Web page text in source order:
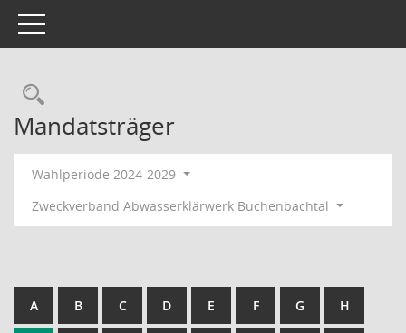
Toggle navigation
Rechercheauswahl
Mandatsträger
Wahlperiode 2024-2029
Zweckverband Abwasserklärwerk Buchenbachtal
A B C D E F G H